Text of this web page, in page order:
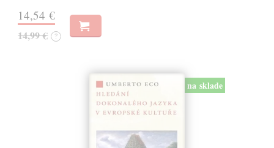
14,54 €
14,99 € ?
na sklade